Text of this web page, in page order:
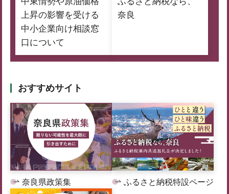
上昇の影響を受ける
中小企業向け相談窓
口について
奈良
おすすめサイト
奈良県政策集 ふるさと納税特設ページ